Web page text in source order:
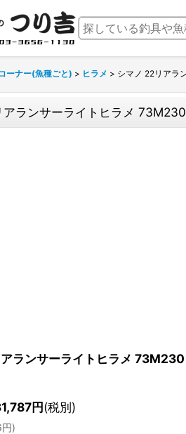
ーナー(魚種ごと) > ヒラメ > シマノ 22リアラ
アランサーライトヒラメ
ランサーライトヒラメ
円(税別)
円)